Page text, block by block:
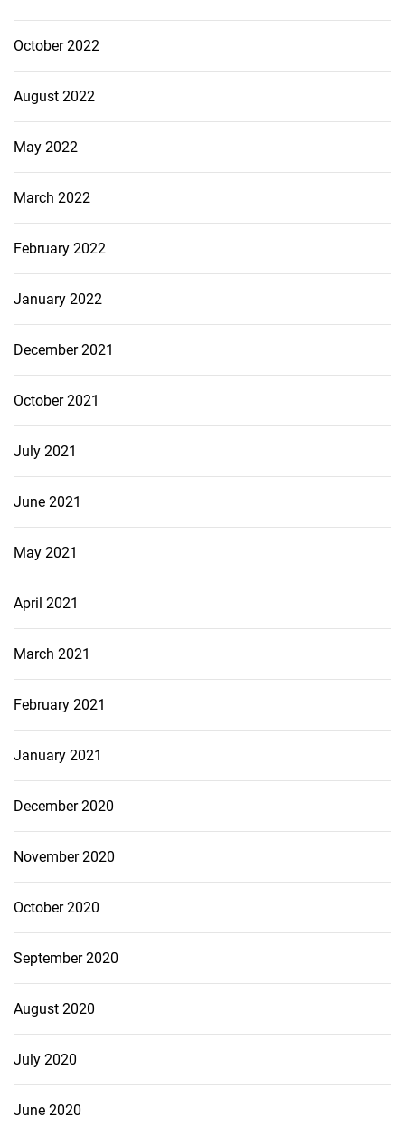
October 2022
August 2022
May 2022
March 2022
February 2022
January 2022
December 2021
October 2021
July 2021
June 2021
May 2021
April 2021
March 2021
February 2021
January 2021
December 2020
November 2020
October 2020
September 2020
August 2020
July 2020
June 2020